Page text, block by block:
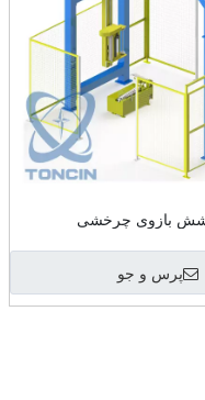
بازوی چرخشی
پرس و جو